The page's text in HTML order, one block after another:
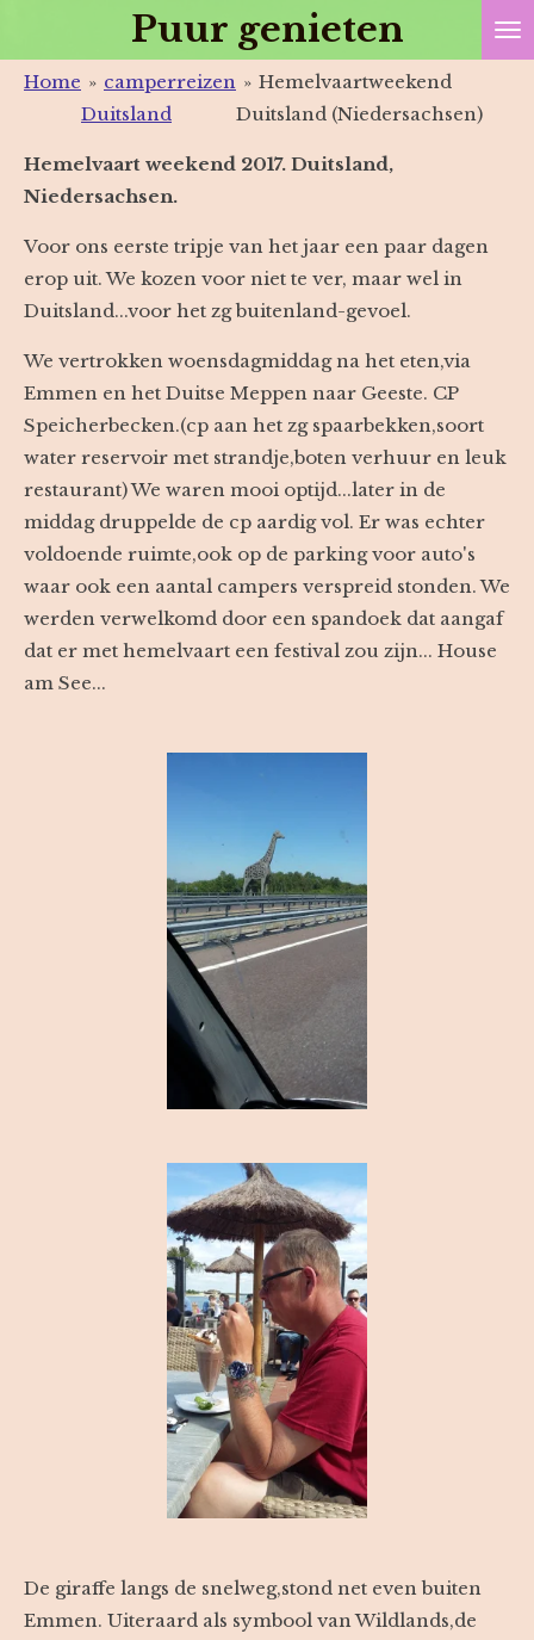
direct
naar
hoofdinhoud
Puur genieten
Home » camperreizen
Duitsland
» Hemelvaartweekend
Duitsland (Niedersachsen)
Hemelvaart weekend 2017. Duitsland,
Niedersachsen.
Voor ons eerste tripje van het jaar een paar dagen
erop uit. We kozen voor niet te ver, maar wel in
Duitsland...voor het zg buitenland-gevoel.
We vertrokken woensdagmiddag na het eten,via
Emmen en het Duitse Meppen naar Geeste. CP
Speicherbecken.(cp aan het zg spaarbekken,soort
water reservoir met strandje,boten verhuur en leuk
restaurant) We waren mooi optijd...later in de
middag druppelde de cp aardig vol. Er was echter
voldoende ruimte,ook op de parking voor auto's
waar ook een aantal campers verspreid stonden. We
werden verwelkomd door een spandoek dat aangaf
dat er met hemelvaart een festival zou zijn... House
am See...
De giraffe langs de snelweg,stond net even buiten
Emmen. Uiteraard als symbool van Wildlands,de